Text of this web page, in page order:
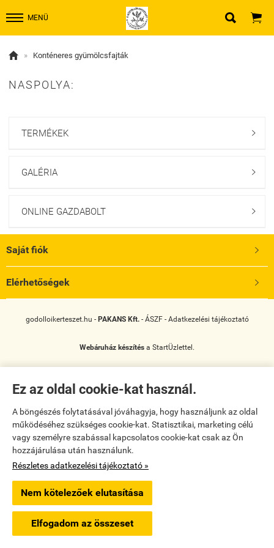
Ez az oldal cookie-kat használ.
A böngészés folytatásával jóváhagyja, hogy használjunk az oldal
működéséhez szükséges cookie-kat. Statisztikai, marketing célú
vagy személyre szabással kapcsolatos cookie-kat csak az Ön
hozzájárulása után használunk.
Részletes adatkezelési tájékoztató »
Nem kötelezőek elutasítása
Elfogadom az összeset
MENÜ  
 » Konténeres gyümölcsfajták
NASPOLYA:
TERMÉKEK 
GALÉRIA 
ONLINE GAZDABOLT 
Saját fiók 
Elérhetőségek 
godolloikerteszet.hu - PAKANS Kft.- ÁSZF- Adatkezelési tájékoztató
Webáruház készítés a StartÜzlettel.